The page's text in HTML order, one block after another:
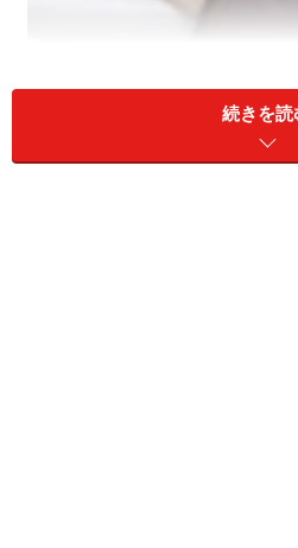
メールは便利で手軽なコミュニ
し、だからこそ注意が必要です！
続きを読